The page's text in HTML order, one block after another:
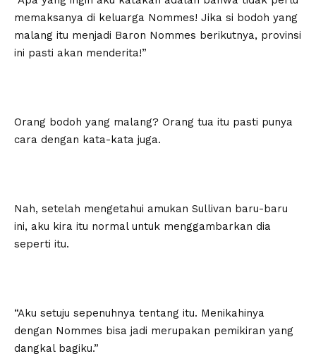
memaksanya di keluarga Nommes! Jika si bodoh yang
malang itu menjadi Baron Nommes berikutnya, provinsi
ini pasti akan menderita!”
Orang bodoh yang malang? Orang tua itu pasti punya
cara dengan kata-kata juga.
Nah, setelah mengetahui amukan Sullivan baru-baru
ini, aku kira itu normal untuk menggambarkan dia
seperti itu.
“Aku setuju sepenuhnya tentang itu. Menikahinya
dengan Nommes bisa jadi merupakan pemikiran yang
dangkal bagiku.”